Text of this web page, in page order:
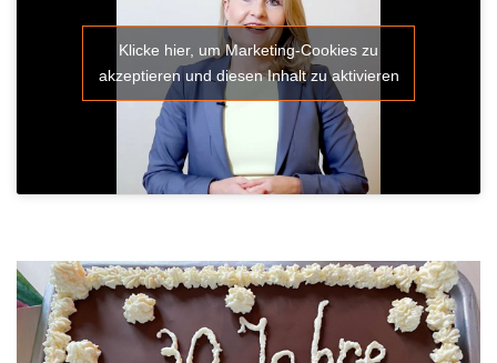
Klicke hier, um Marketing-Cookies zu
akzeptieren und diesen Inhalt zu aktivieren